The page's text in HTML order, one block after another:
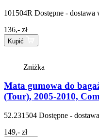
101504R Dostępne - dostawa
136,- zł
Kupić
Zniżka
Mata gumowa do
(Tour), 2005-2010,
52.231504 Dostępne -
149,- zł